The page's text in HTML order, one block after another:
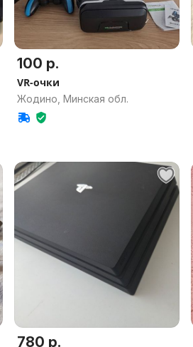
100 р.
VR-очки
Жодино, Минская обл.
780 р.